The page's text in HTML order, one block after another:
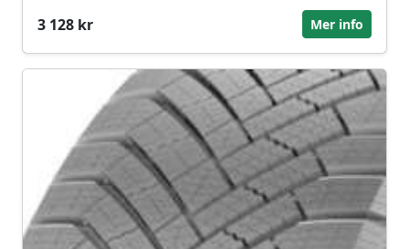
3 128 kr
Mer info